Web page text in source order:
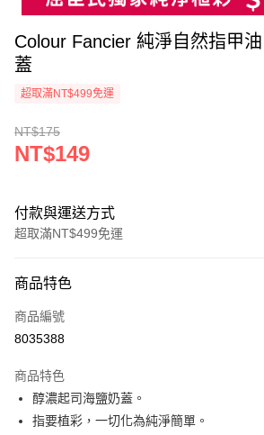
Colour Fancier 純淨自然指甲
蓋
超取滿NT$499免運
NT$175
NT$149
付款與運送方式
超取滿NT$499免運
信用卡一次付款
超商取貨付款
Apple Pay
街口支付
商品特色
商品編號
8035388
商品特色
醇濃起司海鹽奶蓋。
指要植彩，一切化為純淨簡單。